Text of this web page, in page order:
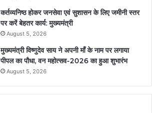
कर्तव्यनिष्ठ होकर जनसेवा एवं सुशासन के लिए जमीनी स्तर
पर करें बेहतर कार्य: मुख्यमंत्री
August 5, 2026
मुख्यमंत्री विष्णुदेव साय ने अपनी माँ के नाम पर लगाया
पीपल का पौधा, वन महोत्सव-2026 का हुआ शुभारंभ
August 5, 2026